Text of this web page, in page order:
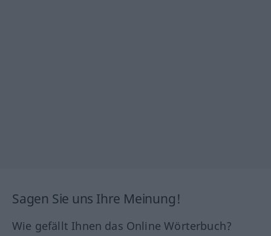
Sagen Sie uns Ihre Meinung!
Wie gefällt Ihnen das Online Wörterbuch?